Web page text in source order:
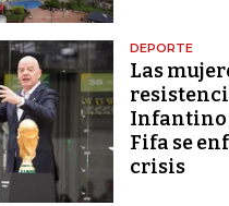
DEPORTE
Las
Infantino
Fifa se
crisis